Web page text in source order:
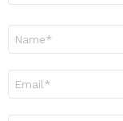
Mail-
Adresse
*